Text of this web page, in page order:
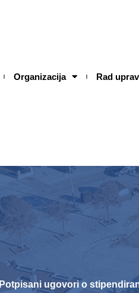
Organizacija Rad
Potpisani ugovori o